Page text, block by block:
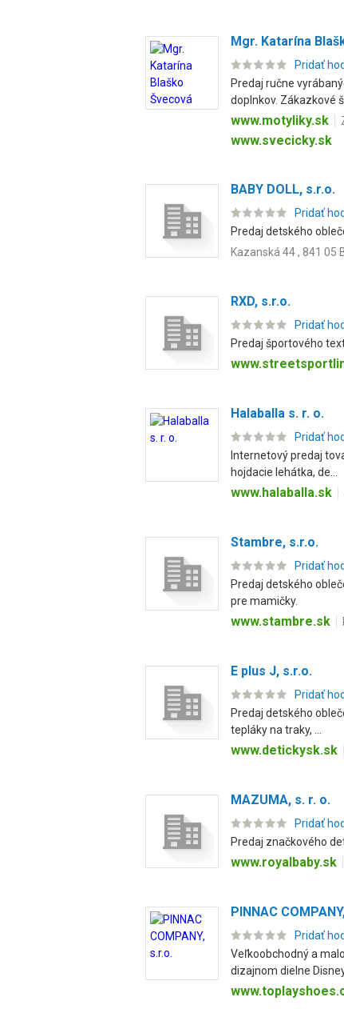
Mgr. Katarína
Pridať
Predaj ručne
doplnkov. Zákazkové
www.motyliky.sk
www.svecicky.sk
BABY DOLL, s.r.o.
Pridať
Predaj detského
Kazanská 44 , 841 05
RXD, s.r.o.
Pridať
Predaj športového
Halaballa s. r. o.
Pridať
Internetový predaj
hojdacie lehátka, de...
www.halaballa.sk
Stambre, s.r.o.
Pridať
Predaj detského
pre mamičky.
www.stambre.sk
E plus J, s.r.o.
Pridať
Predaj detského
tepláky na traky, ...
www.detickysk.sk
MAZUMA, s. r. o.
Pridať
Predaj značkového
www.royalbaby.sk
PINNAC
Pridať
Veľkoobchodný a
dizajnom dielne Disney